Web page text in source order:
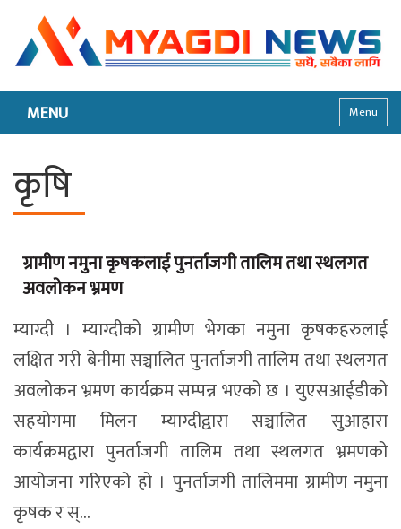
MENU Menu
कृषि
ग्रामीण नमुना कृषकलाई पुनर्ताजगी तालिम तथा स्थलगत
अवलोकन भ्रमण
म्याग्दी । म्याग्दीको ग्रामीण भेगका नमुना कृषकहरुलाई
लक्षित गरी बेनीमा सञ्चालित पुनर्ताजगी तालिम तथा स्थलगत
अवलोकन भ्रमण कार्यक्रम सम्पन्न भएको छ । युएसआईडीको
सहयोगमा मिलन म्याग्दीद्वारा सञ्चालित सुआहारा
कार्यक्रमद्वारा पुनर्ताजगी तालिम तथा स्थलगत भ्रमणको
आयोजना गरिएको हो । पुनर्ताजगी तालिममा ग्रामीण नमुना
कृषक र स्...